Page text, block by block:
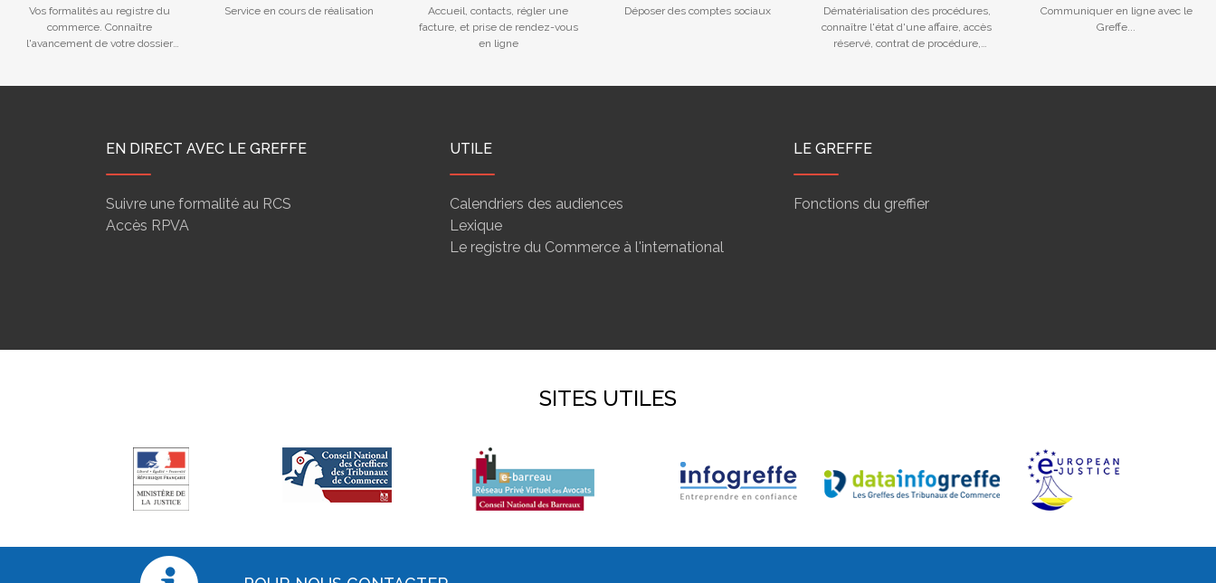
HYPOTHEQUES
MARITIMES...
Vos formalités au registre du
commerce. Connaître
l'avancement de votre dossier
Service en cours de réalisation
Accueil, contacts, régler une
facture, et prise de rendez-vous
en ligne
Déposer des comptes sociaux
Dématérialisation des procédures,
connaître l'état d'une affaire, accès
réservé, contrat de procédure,
Communiquer en ligne avec le
Greffe...
EN DIRECT AVEC LE GREFFE
Suivre une formalité au RCS
Accès RPVA
UTILE
Calendriers des audiences
Lexique
Le registre du Commerce à l'international
LE GREFFE
Fonctions du greffier
SITES UTILES